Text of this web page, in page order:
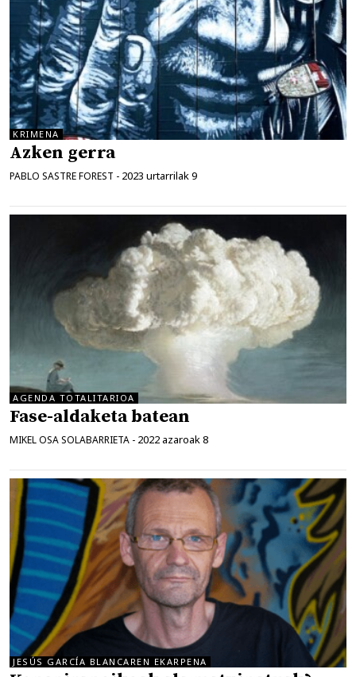
KRIMENA
Azken gerra
PABLO SASTRE FOREST - 2023 urtarrilak 9
AGENDA TOTALITARIOA
Fase-aldaketa batean
MIKEL OSA SOLABARRIETA - 2022 azaroak 8
JESÚS GARCÍA BLANCAREN EKARPENA